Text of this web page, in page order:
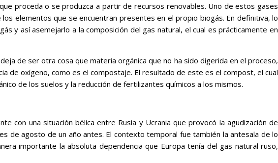
proceda o se produzca a partir de recursos renovables. Uno de estos gases
elementos que se encuentran presentes en el propio biogás. En definitiva, lo
y así asemejarlo a la composición del gas natural, el cual es prácticamente en
de ser otra cosa que materia orgánica que no ha sido digerida en el proceso,
de oxígeno, como es el compostaje. El resultado de este es el compost, el cual
de los suelos y la reducción de fertilizantes químicos a los mismos.
con una situación bélica entre Rusia y Ucrania que provocó la agudización de
de agosto de un año antes. El contexto temporal fue también la antesala de lo
importante la absoluta dependencia que Europa tenía del gas natural ruso,